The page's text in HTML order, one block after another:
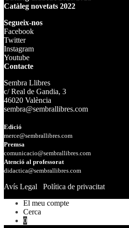
Catàleg novetats 2022
Segueix-nos
Facebook
Twitter
Instagram
Youtube
Contacte
Sembra Llibres
c/ Real de Gandia, 3
46020 València
sembra@sembrallibres.com
Edició
merce@sembrallibres.com
Premsa
comunicacio@sembrallibres.com
Atenció al professorat
didactica@sembrallibres.com
Avís Legal
Política de privacitat
El meu compte
Cerca
0